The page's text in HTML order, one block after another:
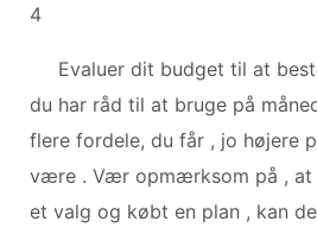
4
Evaluer dit budget til at
du har råd til at bruge på
flere fordele, du får , jo højere
være . Vær opmærksom på , at
et valg og købt en plan , kan